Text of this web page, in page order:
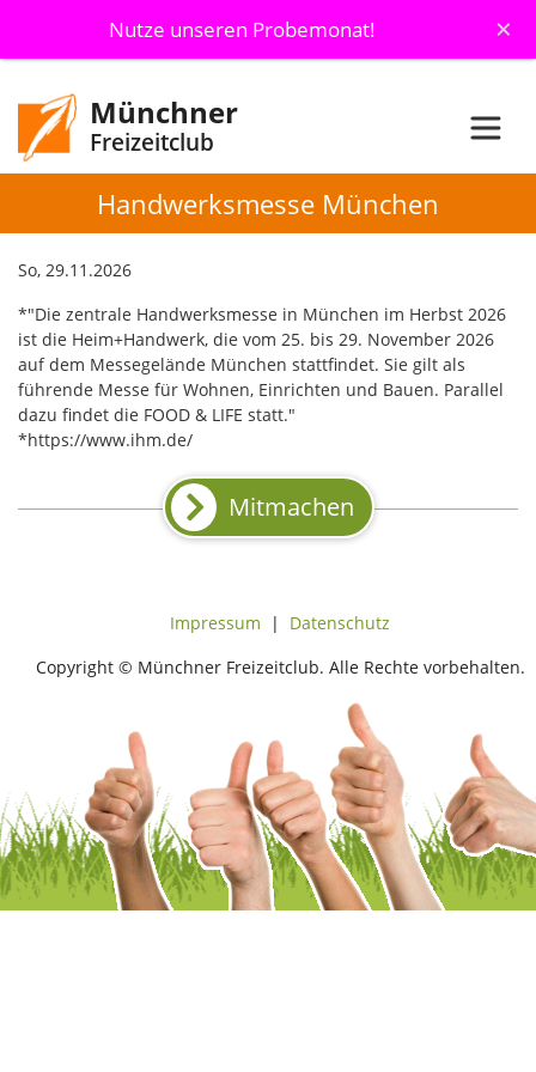
Nutze unseren Probemonat! ×
Münchner
Freizeitclub
Handwerksmesse München
So, 29.11.2026
*"Die zentrale Handwerksmesse in München im Herbst 2026
ist die Heim+Handwerk, die vom 25. bis 29. November 2026
auf dem Messegelände München stattfindet. Sie gilt als
führende Messe für Wohnen, Einrichten und Bauen. Parallel
dazu findet die FOOD & LIFE statt."
*https://www.ihm.de/
Mitmachen
Impressum | Datenschutz
Copyright © Münchner Freizeitclub. Alle Rechte vorbehalten.